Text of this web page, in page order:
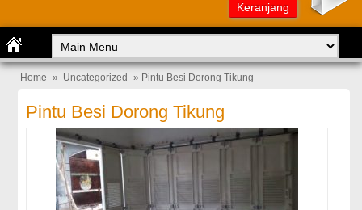
Keranjang
Home » Uncategorized » Pintu Besi Dorong Tikung
Pintu Besi Dorong Tikung